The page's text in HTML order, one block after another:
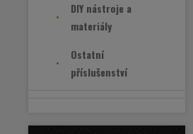
DIY nástroje a
materiály
Ostatní
příslušenství